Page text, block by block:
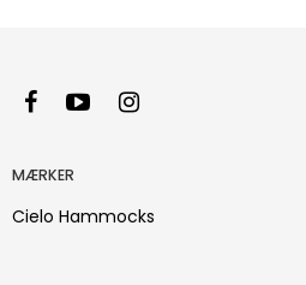
MÆRKER
Cielo Hammocks